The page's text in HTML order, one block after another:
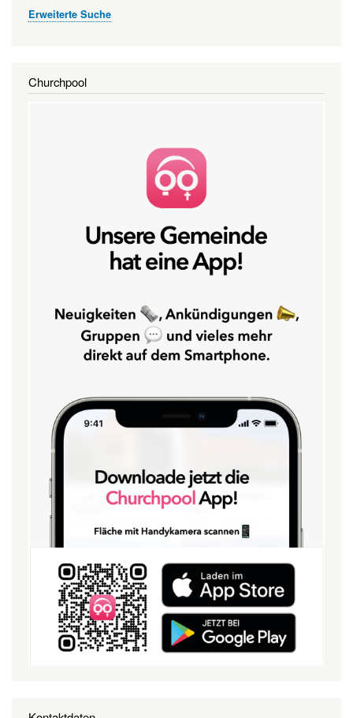
Erweiterte Suche
Churchpool